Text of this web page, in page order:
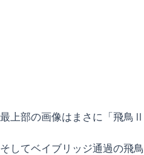
最上部の画像はまさに「飛鳥Ⅱ
そしてベイブリッジ通過の飛鳥